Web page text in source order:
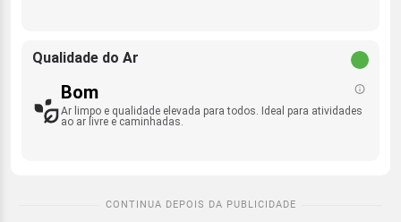
Qualidade do Ar
Bom
Ar limpo e qualidade elevada para todos. Ideal para atividades
ao ar livre e caminhadas.